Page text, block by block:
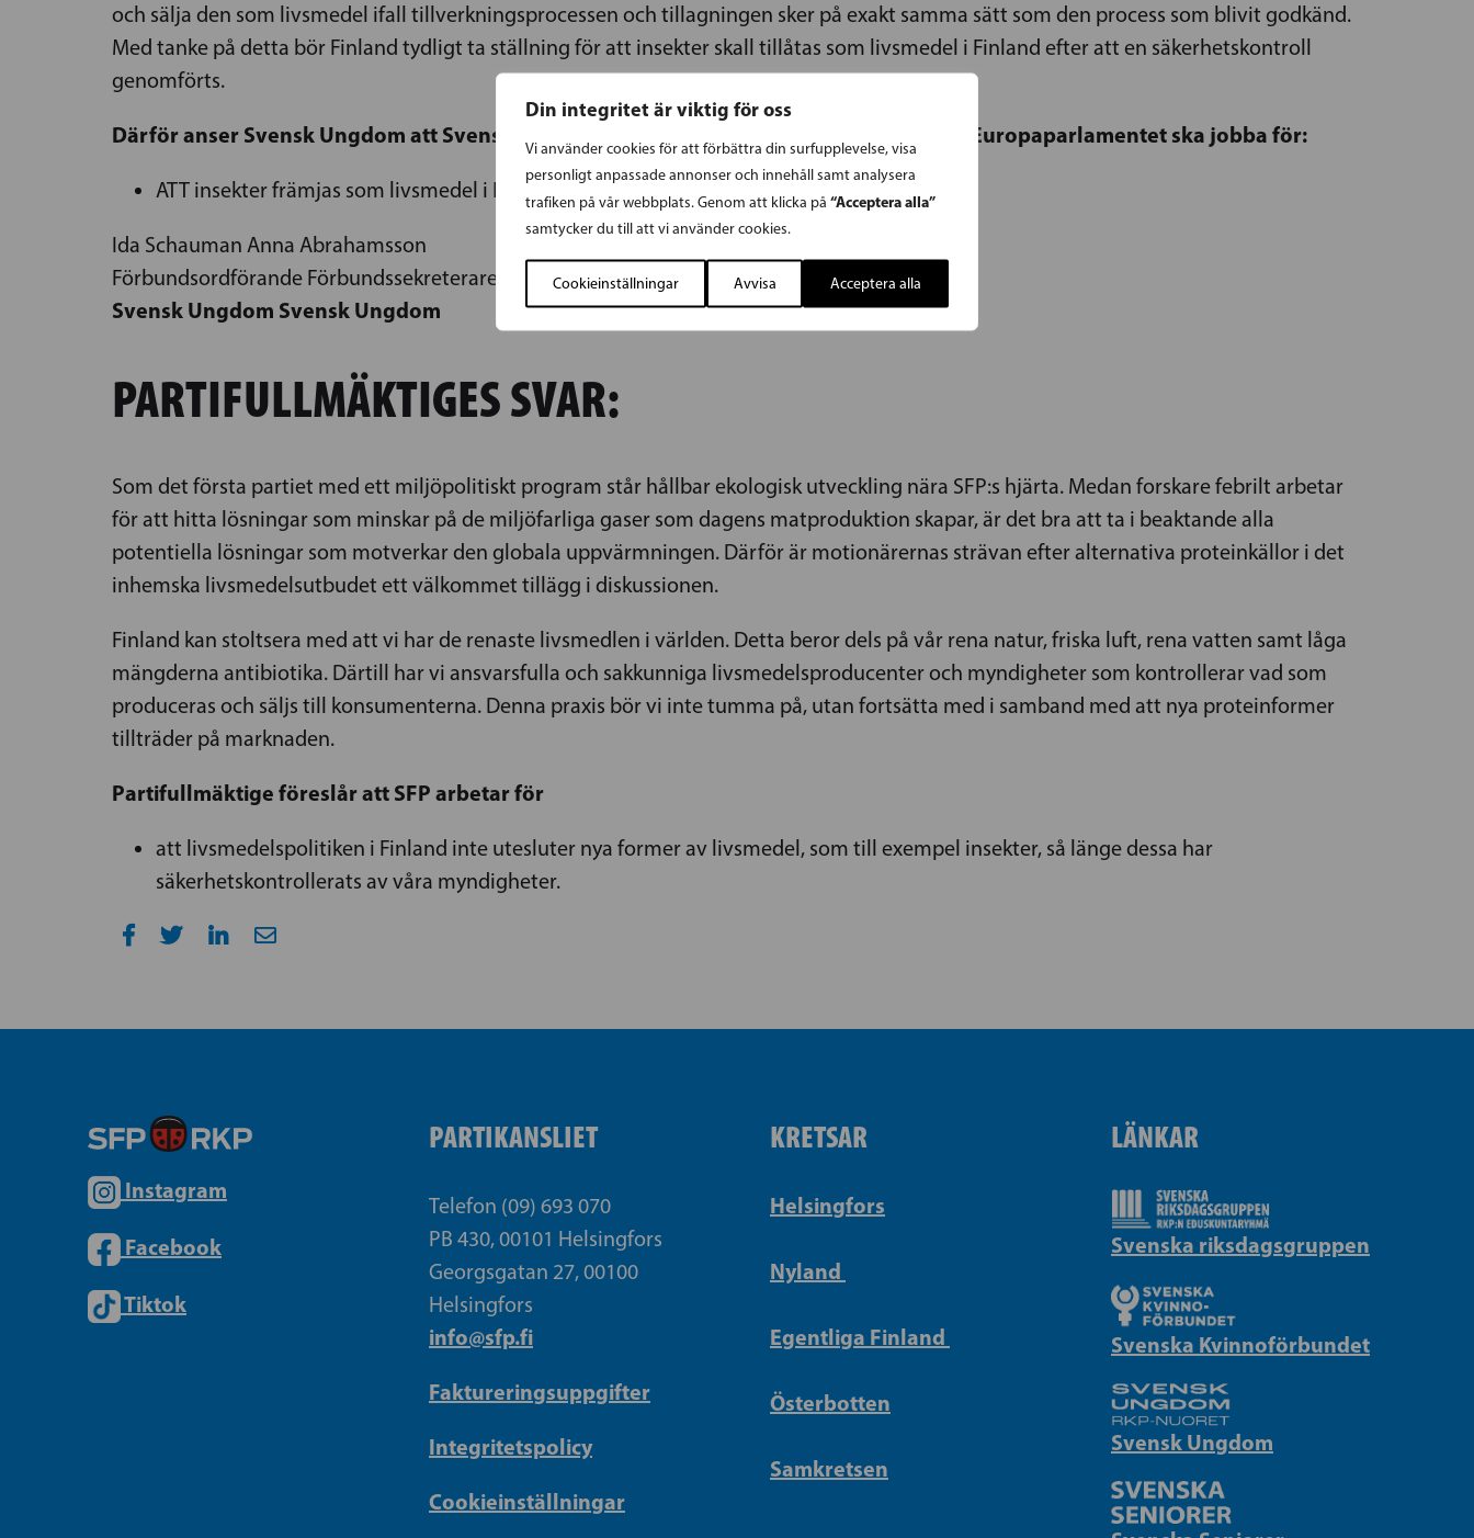
Din integritet är viktig för oss
Vi använder cookies för att förbättra din surfupplevelse, visa
personligt anpassade annonser och innehåll samt analysera
trafiken på vår webbplats. Genom att klicka på “Acceptera alla”
samtycker du till att vi använder cookies.
Cookieinställningar Avvisa Acceptera alla
och sälja den som livsmedel ifall tillverkningsprocessen och tillagningen sker på exakt samma sätt som den process som blivit godkänd.
Med tanke på detta bör Finland tydligt ta ställning för att insekter skall tillåtas som livsmedel i Finland efter att en säkerhetskontroll
genomförts.
Därför anser Svensk Ungdom att Svenska folkpartiets representanter i riksdagen och i Europaparlamentet ska jobba för:
ATT insekter främjas som livsmedel i Finland, efter att en säkerhetskontroll utförts
Ida Schauman Anna Abrahamsson
Förbundsordförande Förbundssekreterare
Svensk Ungdom Svensk Ungdom
PARTIFULLMÄKTIGES SVAR:
Som det första partiet med ett miljöpolitiskt program står hållbar ekologisk utveckling nära SFP:s hjärta. Medan forskare febrilt arbetar
för att hitta lösningar som minskar på de miljöfarliga gaser som dagens matproduktion skapar, är det bra att ta i beaktande alla
potentiella lösningar som motverkar den globala uppvärmningen. Därför är motionärernas strävan efter alternativa proteinkällor i det
inhemska livsmedelsutbudet ett välkommet tillägg i diskussionen.
Finland kan stoltsera med att vi har de renaste livsmedlen i världen. Detta beror dels på vår rena natur, friska luft, rena vatten samt låga
mängderna antibiotika. Därtill har vi ansvarsfulla och sakkunniga livsmedelsproducenter och myndigheter som kontrollerar vad som
produceras och säljs till konsumenterna. Denna praxis bör vi inte tumma på, utan fortsätta med i samband med att nya proteinformer
tillträder på marknaden.
Partifullmäktige föreslår att SFP arbetar för
att livsmedelspolitiken i Finland inte utesluter nya former av livsmedel, som till exempel insekter, så länge dessa har
säkerhetskontrollerats av våra myndigheter.
Instagram
Facebook
Tiktok
PARTIKANSLIET
Telefon (09) 693 070
PB 430, 00101 Helsingfors
Georgsgatan 27, 00100
Helsingfors
info@sfp.fi
Faktureringsuppgifter
Integritetspolicy
Cookieinställningar
KRETSAR
Helsingfors
Nyland
Egentliga Finland
Österbotten
Samkretsen
LÄNKAR
Svenska riksdagsgruppen
Svenska Kvinnoförbundet
Svensk Ungdom